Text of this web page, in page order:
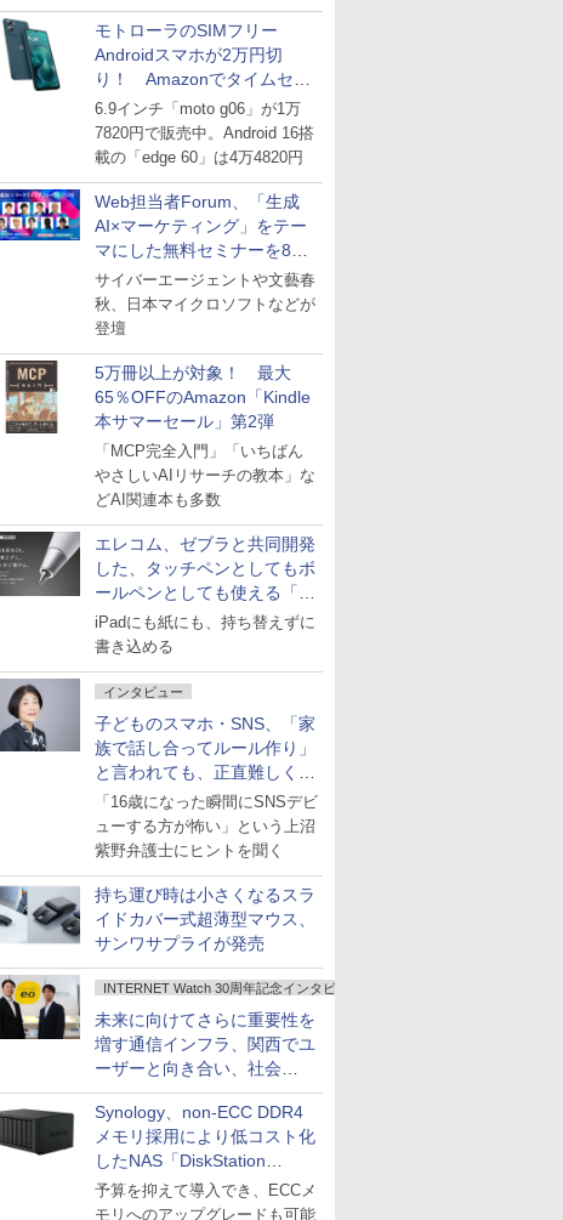
にとどまる～GMOブランド
セキュリティ調査
モトローラのSIMフリー
Androidスマホが2万円切
り！ Amazonでタイムセー
ル
6.9インチ「moto g06」が1万
7820円で販売中。Android 16搭
載の「edge 60」は4万4820円
Web担当者Forum、「生成
AI×マーケティング」をテー
マにした無料セミナーを8月
27日にオンライン開催
サイバーエージェントや文藝春
秋、日本マイクロソフトなどが
登壇
5万冊以上が対象！ 最大
65％OFFのAmazon「Kindle
本サマーセール」第2弾
「MCP完全入門」「いちばん
やさしいAIリサーチの教本」な
どAI関連本も多数
エレコム、ゼブラと共同開発
した、タッチペンとしてもボ
ールペンとしても使える「ス
タイラスツーウェイ」発売
iPadにも紙にも、持ち替えずに
書き込める
インタビュー
子どものスマホ・SNS、「家
族で話し合ってルール作り」
と言われても、正直難しくな
いですか？
「16歳になった瞬間にSNSデビ
ューする方が怖い」という上沼
紫野弁護士にヒントを聞く
持ち運び時は小さくなるスラ
イドカバー式超薄型マウス、
サンワサプライが発売
INTERNET Watch 30周年記念インタビュー
未来に向けてさらに重要性を
増す通信インフラ、関西でユ
ーザーと向き合い、社会
の“あたらしい”を起動し続け
る～オプテージ
Synology、non-ECC DDR4
メモリ採用により低コスト化
したNAS「DiskStation
neo+」シリーズ
予算を抑えて導入でき、ECCメ
モリへのアップグレードも可能